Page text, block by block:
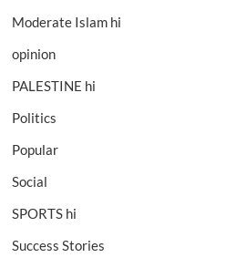
Moderate Islam hi
opinion
PALESTINE hi
Politics
Popular
Social
SPORTS hi
Success Stories